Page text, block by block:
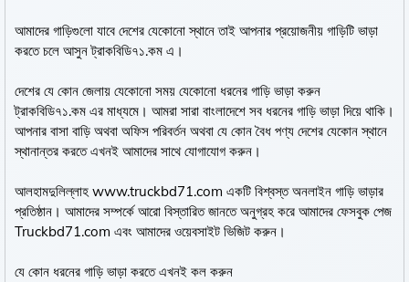
আমাদের গাড়িগুলো যাবে দেশের যেকোনো স্থানে তাই আপনার প্রয়োজনীয় গাড়িটি ভাড়া
করতে চলে আসুন ট্রাকবিডি৭১.কম এ।
দেশের যে কোন জেলায় যেকোনো সময় যেকোনো ধরনের গাড়ি ভাড়া করুন
ট্রাকবিডি৭১.কম এর মাধ্যমে। আমরা সারা বাংলাদেশে সব ধরনের গাড়ি ভাড়া দিয়ে থাকি।
আপনার বাসা বাড়ি অথবা অফিস পরিবর্তন অথবা যে কোন বৈধ পণ্য দেশের যেকোন স্থানে
স্থানান্তর করতে এখনই আমাদের সাথে যোগাযোগ করুন।
আলহামদুলিল্লাহ www.truckbd71.com একটি বিশ্বস্ত অনলাইন গাড়ি ভাড়ার
প্রতিষ্ঠান। আমাদের সম্পর্কে আরো বিস্তারিত জানতে অনুগ্রহ করে আমাদের ফেসবুক পেজ
Truckbd71.com এবং আমাদের ওয়েবসাইট ভিজিট করুন।
যে কোন ধরনের গাড়ি ভাড়া করতে এখনই কল করুন